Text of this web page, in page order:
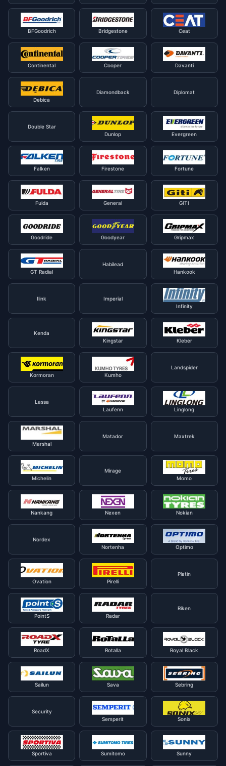
BFGoodrich Bridgestone Ceat
Continental Cooper Davanti
Debica
Diamondback Diplomat
Double Star
Dunlop
Evergreen
Falken Firestone Fortune
Fulda General GITI
Goodride Goodyear Gripmax
GT Radial
Habilead
Hankook
Ilink
Imperial
Infinity
Kenda
Kingstar
Kleber
Kormoran Kumho
Landspider
Lassa
Laufenn
Linglong
Marshal
Matador Maxtrek
Michelin
Mirage
Momo
Nankang Nexen Nokian
Nordex
Nortenha
Optimo
Ovation Pirelli
Platin
PointS Radar
Riken
RoadX Rotalla Royal Black
Sailun Sava Sebring
Security
Semperit
Sonix
Sportiva Sumitomo Sunny